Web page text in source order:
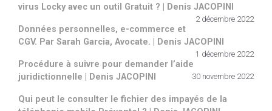
virus Locky avec un outil Gratuit ? | Denis JACOPINI
2 décembre 2022
Données personnelles, e-commerce et
CGV. Par Sarah Garcia, Avocate. | Denis JACOPINI
1 décembre 2022
Procédure à suivre pour demander l’aide
juridictionnelle | Denis JACOPINI
30 novembre 2022
Qui peut le consulter le fichier des impayés de la